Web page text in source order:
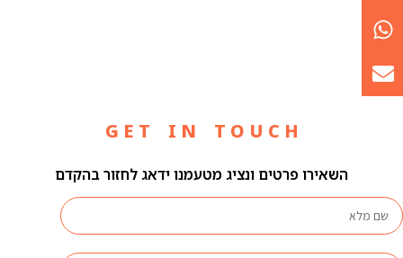
G E T I N T O U C H
השאירו פרטים ונציג מטעמנו ידאג לחזור בהקדם